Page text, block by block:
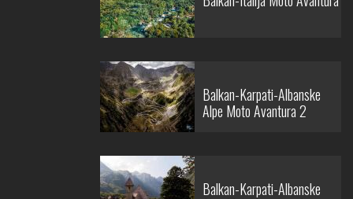
Balkan-Karpati-Albanske
Alpe Moto Avantura 2
Balkan-Karpati-Albanske